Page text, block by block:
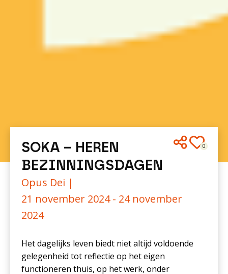
0
SOKA – HEREN
BEZINNINGSDAGEN
Opus Dei |
21 november 2024 - 24 november
2024
Het dagelijks leven biedt niet altijd voldoende
gelegenheid tot reflectie op het eigen
functioneren thuis, op het werk, onder